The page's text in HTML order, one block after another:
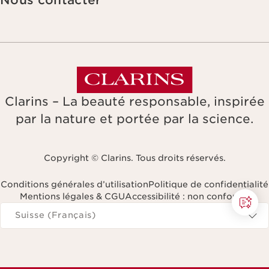
Clarins – La beauté responsable, inspirée
par la nature et portée par la science.
Copyright © Clarins. Tous droits réservés.
Conditions générales d’utilisationPolitique de confidentialité
Mentions légales & CGUAccessibilité : non conforme
Naviguer vers
Suisse (Français)